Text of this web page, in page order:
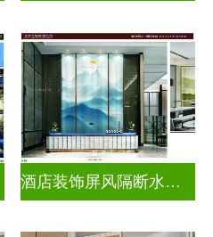
酒店装饰屏风隔断水墨画玻璃